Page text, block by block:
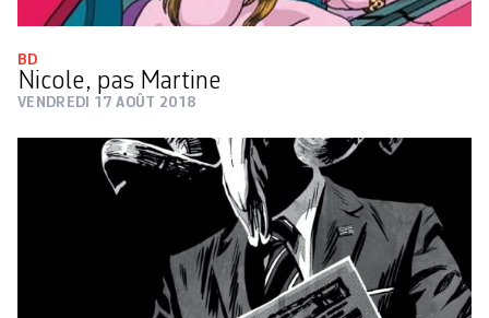
BD
Nicole, pas Martine
VENDREDI 17 AOÛT 2018